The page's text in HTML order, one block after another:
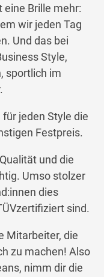
eine Brille mehr:
wir jeden Tag
Und das bei
Style,
sportlich im
jeden Style die
Festpreis.
und die
Umso stolzer
dies
sind.
Mitarbeiter, die
zu machen! Also
nimm dir die